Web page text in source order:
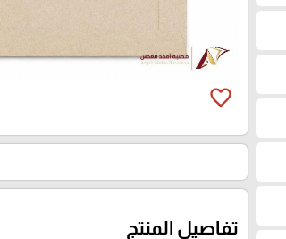
favorite_border
تفاصيل المنتج